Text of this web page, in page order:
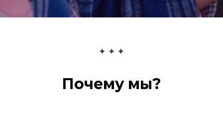
Почему мы?